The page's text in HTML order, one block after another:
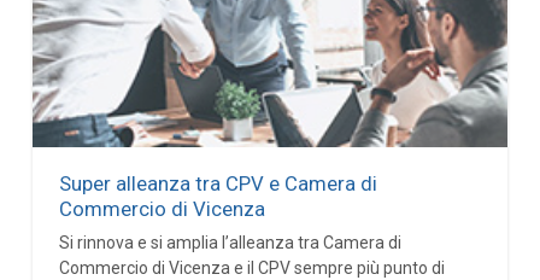
Super alleanza tra CPV e Camera di
Commercio di Vicenza
Si rinnova e si amplia l’alleanza tra Camera di
Commercio di Vicenza e il CPV sempre più punto di